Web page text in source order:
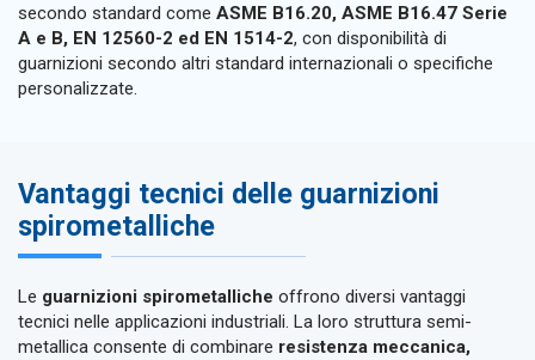
secondo standard come ASME B16.20, ASME B16.47 Serie
A e B, EN 12560-2 ed EN 1514-2, con disponibilità di
guarnizioni secondo altri standard internazionali o specifiche
personalizzate.
Vantaggi tecnici delle guarnizioni
spirometalliche
Le guarnizioni spirometalliche offrono diversi vantaggi
tecnici nelle applicazioni industriali. La loro struttura semi-
metallica consente di combinare resistenza meccanica,